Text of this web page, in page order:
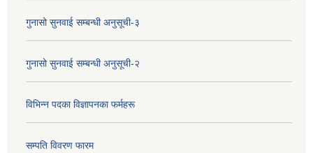
गुनासो सुनवाई सम्बन्धी अनुसूची-३
गुनासो सुनवाई सम्बन्धी अनुसूची-२
विभिन्न पदका विज्ञापनका फर्महरू
सम्पति विवरण फारम